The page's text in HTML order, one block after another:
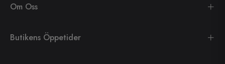
Om Oss
Butikens Öppetider